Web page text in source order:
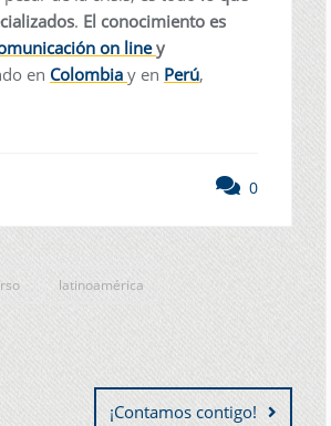
. El conocimiento es
on liney
en Colombia y en Perú,
0
latinoamérica
¡Contamos contigo!